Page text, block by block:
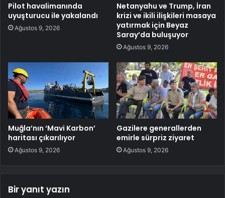
Pilot havalimanında
uyuşturucu ile yakalandı
Ağustos 9, 2026
Netanyahu ve Trump, İran
krizi ve ikili ilişkileri masaya
yatırmak için Beyaz
Saray’da buluşuyor
Ağustos 9, 2026
Muğla’nın ‘Mavi Karbon’
haritası çıkarılıyor
Ağustos 9, 2026
Gazilere generallerden
emirle sürpriz ziyaret
Ağustos 9, 2026
Bir yanıt yazın